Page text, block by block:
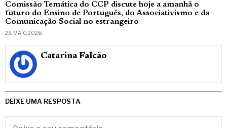
Comissão Temática do CCP discute hoje a amanhã o
futuro do Ensino de Português, do Associativismo e da
Comunicação Social no estrangeiro
28 MAIO, 2026
Catarina Falcão
DEIXE UMA RESPOSTA